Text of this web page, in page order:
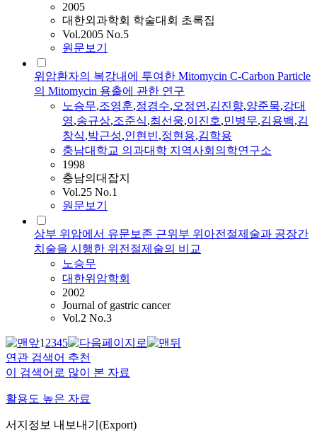
2005
대한외과학회 학술대회 초록집
Vol.2005 No.5
원문보기
위암환자의 복강내에 투여한 Mitomycin C-Carbon Particle
의 Mitomycin 용출에 관한 연구
노승무,조영훈,정경수,오정연,김진향,양준묵,강대
영,송규상,조준식,최선웅,이진호,민병무,김용백,김
창식,박근성,인현빈,정현용,김학용
충남대학교 의과대학 지역사회의학연구소
1998
충남의대잡지
Vol.25 No.1
원문보기
상부 위암에서 유문보존 근위부 위아전절제술과 공장간
치술을 시행한 위전절제술의 비교
노승무
대한위암학회
2002
Journal of gastric cancer
Vol.2 No.3
12345
연관 검색어 추천
이 검색어로 많이 본 자료
활용도 높은 자료
서지정보 내보내기(Export)